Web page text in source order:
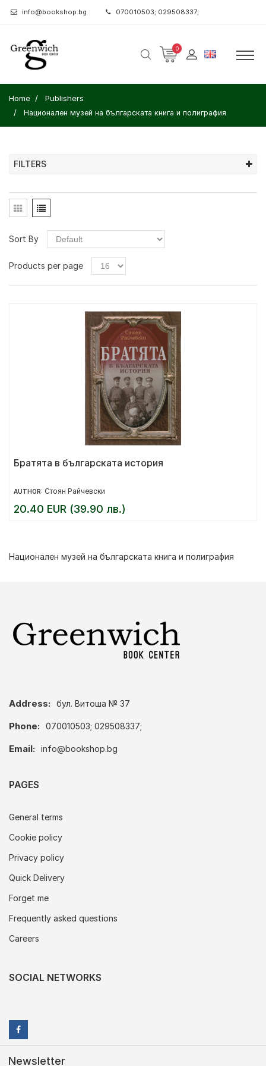
info@bookshop.bg 070010503; 029508337;
0
Home Publishers
Национален музей на българската книга и полиграфия
FILTERS
Sort By
Products per page
Братята в българската история
AUTHOR: Стоян Райчевски
20.40 EUR (39.90 лв.)
Национален музей на българската книга и полиграфия
Address: бул. Витоша № 37
Phone: 070010503; 029508337;
Email: info@bookshop.bg
PAGES
General terms
Cookie policy
Privacy policy
Quick Delivery
Forget me
Frequently asked questions
Careers
SOCIAL NETWORKS
Newsletter